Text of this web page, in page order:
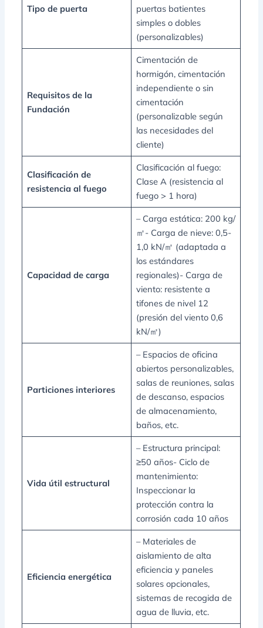
Tipo de puerta
puertas batientes
simples o dobles
(personalizables)
Requisitos de la
Fundación
Cimentación de
hormigón, cimentación
independiente o sin
cimentación
(personalizable según
las necesidades del
cliente)
Clasificación de
resistencia al fuego
Clasificación al fuego:
Clase A (resistencia al
fuego > 1 hora)
Capacidad de carga
– Carga estática: 200 kg/
㎡- Carga de nieve: 0,5-
1,0 kN/㎡ (adaptada a
los estándares
regionales)- Carga de
viento: resistente a
tifones de nivel 12
(presión del viento 0,6
kN/㎡)
Particiones interiores
– Espacios de oficina
abiertos personalizables,
salas de reuniones, salas
de descanso, espacios
de almacenamiento,
baños, etc.
Vida útil estructural
– Estructura principal:
≥50 años- Ciclo de
mantenimiento:
Inspeccionar la
protección contra la
corrosión cada 10 años
Eficiencia energética
– Materiales de
aislamiento de alta
eficiencia y paneles
solares opcionales,
sistemas de recogida de
agua de lluvia, etc.